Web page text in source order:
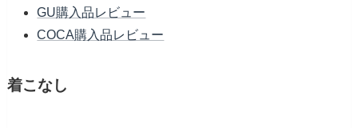
GU購入品レビュー
COCA購入品レビュー
着こなし